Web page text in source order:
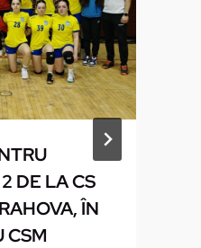
DE LA CS
ÎN
CSM